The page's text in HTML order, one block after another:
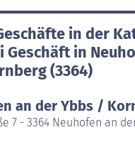
in der
Geschäft in
(3364)
an der Ybbs /
7 - 3364 Neuhofen an